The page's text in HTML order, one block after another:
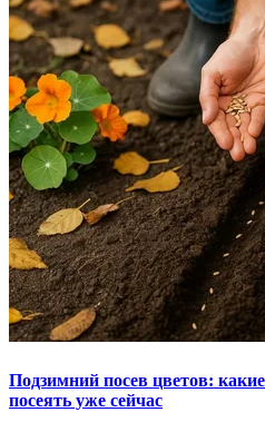
Подзимний посев цветов:
посеять уже сейчас